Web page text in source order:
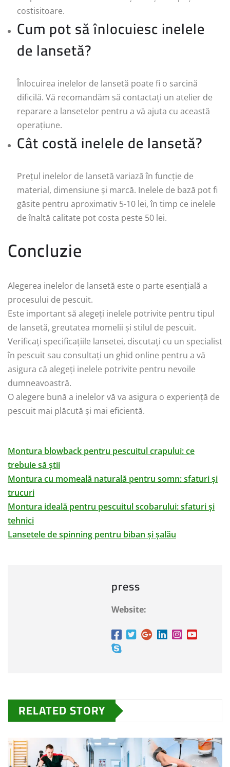
costisitoare.
Cum pot să înlocuiesc inelele
de lansetă?
Înlocuirea inelelor de lansetă poate fi o sarcină
dificilă. Vă recomandăm să contactați un atelier de
reparare a lansetelor pentru a vă ajuta cu această
operațiune.
Cât costă inelele de lansetă?
Prețul inelelor de lansetă variază în funcție de
material, dimensiune și marcă. Inelele de bază pot fi
găsite pentru aproximativ 5-10 lei, în timp ce inelele
de înaltă calitate pot costa peste 50 lei.
Concluzie
Alegerea inelelor de lansetă este o parte esențială a
procesului de pescuit.
Este important să alegeți inelele potrivite pentru tipul
de lansetă, greutatea momelii și stilul de pescuit.
Verificați specificațiile lansetei, discutați cu un specialist
în pescuit sau consultați un ghid online pentru a vă
asigura că alegeți inelele potrivite pentru nevoile
dumneavoastră.
O alegere bună a inelelor vă va asigura o experiență de
pescuit mai plăcută și mai eficientă.
Montura blowback pentru pescuitul crapului: ce
trebuie să știi
Montura cu momeală naturală pentru somn: sfaturi și
trucuri
Montura ideală pentru pescuitul scobarului: sfaturi și
tehnici
Lansetele de spinning pentru biban și șalău
press
Website:
RELATED STORY